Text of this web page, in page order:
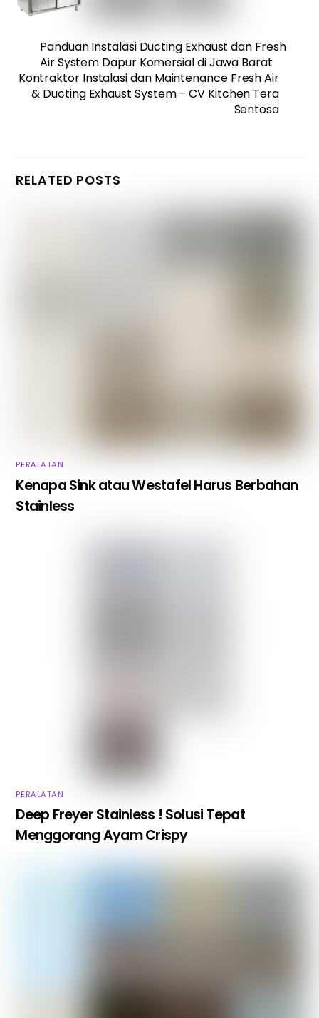
Panduan Instalasi Ducting Exhaust dan Fresh
Air System Dapur Komersial di Jawa Barat
Kontraktor Instalasi dan Maintenance Fresh Air
& Ducting Exhaust System – CV Kitchen Tera
Sentosa
RELATED POSTS
PERALATAN
Kenapa Sink atau Westafel Harus Berbahan
Stainless
PERALATAN
Deep Freyer Stainless ! Solusi Tepat
Menggorang Ayam Crispy